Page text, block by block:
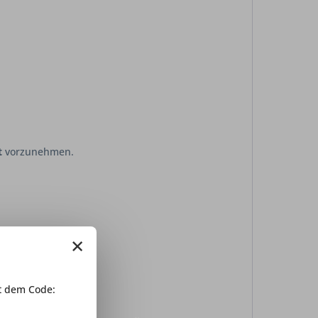
vorzunehmen.
×
Code: